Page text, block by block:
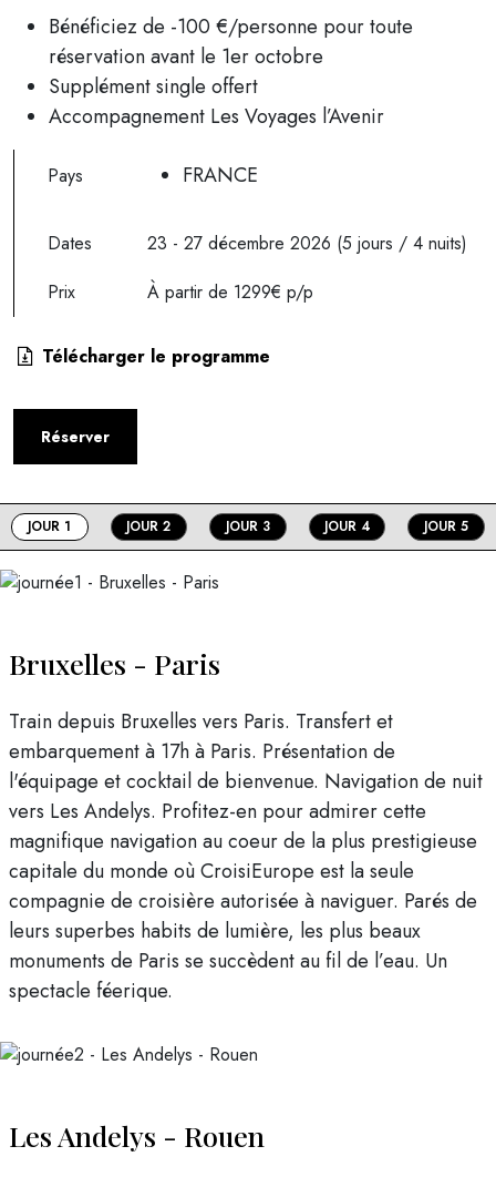
Bénéficiez de -100 €/personne pour toute
réservation avant le 1er octobre
Supplément single offert
Accompagnement Les Voyages l’Avenir
Pays FRANCE
Dates
23 - 27 décembre 2026 (5 jours / 4 nuits)
Prix
À partir de 1299€ p/p
Télécharger le programme
Réserver
JOUR 1 JOUR 2 JOUR 3 JOUR 4 JOUR 5
Bruxelles - Paris
Train depuis Bruxelles vers Paris. Transfert et
embarquement à 17h à Paris. Présentation de
l'équipage et cocktail de bienvenue. Navigation de nuit
vers Les Andelys. Profitez-en pour admirer cette
magnifique navigation au coeur de la plus prestigieuse
capitale du monde où CroisiEurope est la seule
compagnie de croisière autorisée à naviguer. Parés de
leurs superbes habits de lumière, les plus beaux
monuments de Paris se succèdent au fil de l’eau. Un
spectacle féerique.
Les Andelys - Rouen